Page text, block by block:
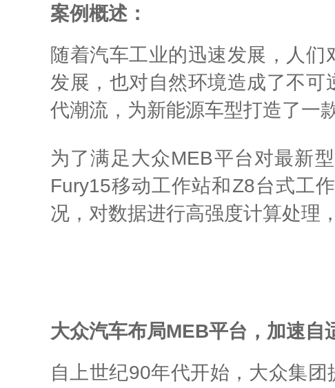
案例概述：
随着汽车工业的迅速发展，人
发展，也对自然环境造成了不
代潮流，为新能源车型打造了一
为了满足大众MEB平台对最新
Fury15移动工作站和Z8台式工
况，对数据进行高强度计算处理
大众汽车布局MEB平台，加速自
自上世纪90年代开始，大众集